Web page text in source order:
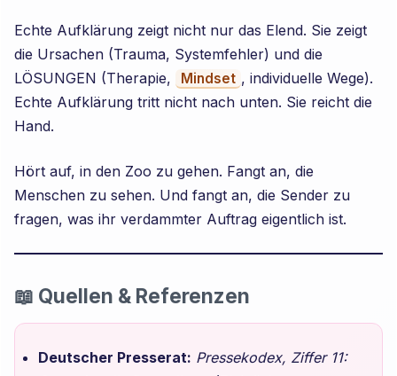
Echte Aufklärung zeigt nicht nur das Elend. Sie zeigt
die Ursachen (Trauma, Systemfehler) und die
LÖSUNGEN (Therapie,
Mindset , individuelle Wege).
Echte Aufklärung tritt nicht nach unten. Sie reicht die
Hand.
Hört auf, in den Zoo zu gehen. Fangt an, die
Menschen zu sehen. Und fangt an, die Sender zu
fragen, was ihr verdammter Auftrag eigentlich ist.
📖 Quellen & Referenzen
Deutscher Presserat: Pressekodex, Ziffer 11: